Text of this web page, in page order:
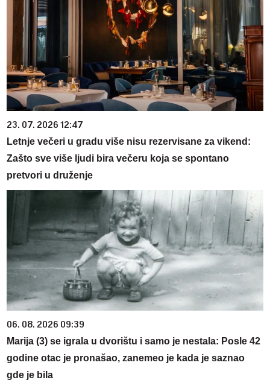
23. 07. 2026 12:47
Letnje večeri u gradu više nisu rezervisane za vikend:
Zašto sve više ljudi bira večeru koja se spontano
pretvori u druženje
06. 08. 2026 09:39
Marija (3) se igrala u dvorištu i samo je nestala: Posle 42
godine otac je pronašao, zanemeo je kada je saznao
gde je bila